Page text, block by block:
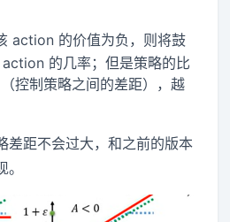
action 的价值为负，则将鼓
的几率；但是策略的比
（控制策略之间的差距），越
差距不会过大，和之前的版本